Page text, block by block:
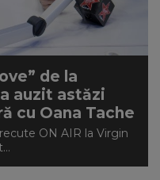
de la
auzit astăzi
cu Oana Tache
ON AIR la Virgin